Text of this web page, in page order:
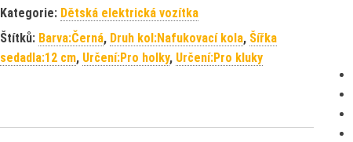
Kategorie: Dětská elektrická vozítka
Štítků: Barva:Černá, Druh kol:Nafukovací kola, Šířka
sedadla:12 cm, Určení:Pro holky, Určení:Pro kluky